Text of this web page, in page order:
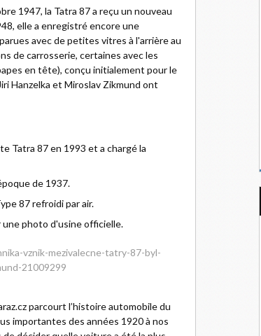
1947, la Tatra 87 a reçu un nouveau
elle a enregistré encore une
avec de petites vitres à l'arrière au
de carrosserie, certaines avec les
en tête), conçu initialement pour le
Hanzelka et Miroslav Zikmund ont
Tatra 87 en 1993 et a chargé la
de 1937.
87 refroidi par air.
une photo d'usine officielle.
vznik-mezivalecne-tatry-87-byl-
21009299
parcourt l’histoire automobile du
importantes des années 1920 à nos